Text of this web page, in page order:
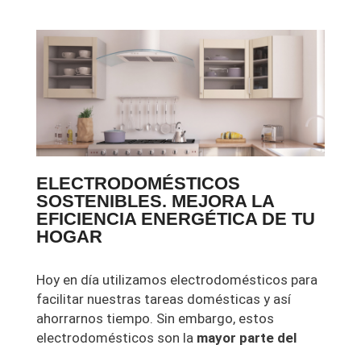
ELECTRODOMÉSTICOS
SOSTENIBLES. MEJORA LA
EFICIENCIA ENERGÉTICA DE TU
HOGAR
Hoy en día utilizamos electrodomésticos para
facilitar nuestras tareas domésticas y así
ahorrarnos tiempo. Sin embargo, estos
electrodomésticos son la mayor parte del